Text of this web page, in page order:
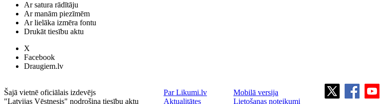
Ar satura rādītāju
Ar manām piezīmēm
Ar lielāka izmēra fontu
Drukāt tiesību aktu
X
Facebook
Draugiem.lv
Šajā vietnē oficiālais izdevējs
"Latvijas Vēstnesis" nodrošina tiesību aktu
Par Likumi.lv
Aktualitātes
Mobilā versija
Lietošanas noteikumi